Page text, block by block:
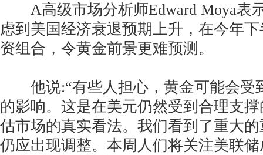
A高级市场分析师Edward Moya表
虑到美国经济衰退预期上升，在今年
资组合，令黄金前景更难预测。
他说:“有些人担心，黄金可能会受
的影响。这是在美元仍然受到合理支
估市场的真实看法。我们看到了重大
仍应出现调整。本周人们将关注美联